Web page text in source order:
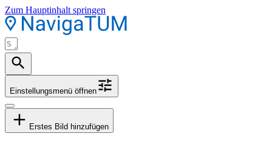
Zum Hauptinhalt springen
Einstellungsmenü öffnen
Erstes Bild hinzufügen